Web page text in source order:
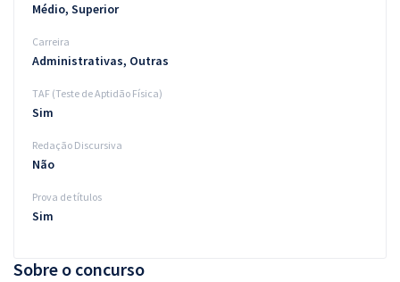
Sobre o concurso
Médio, Superior
Carreira
Administrativas, Outras
TAF (Teste de Aptidão Física)
Sim
Redação Discursiva
Não
Prova de títulos
Sim